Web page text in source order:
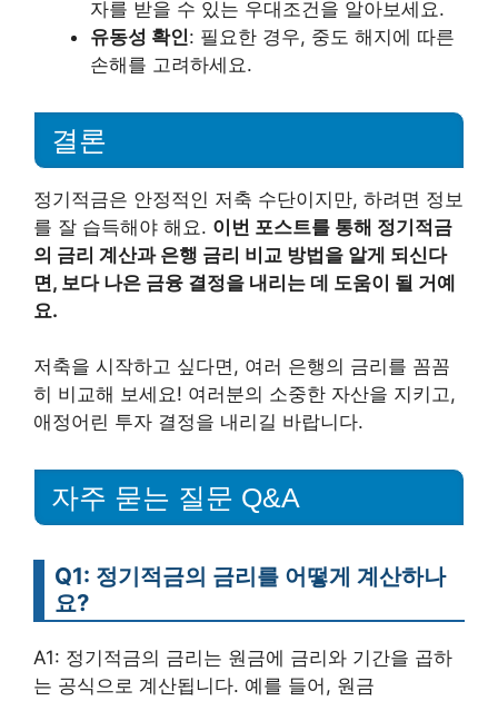
자를 받을 수 있는 우대조건을 알아보세요.
유동성 확인: 필요한 경우, 중도 해지에 따른
손해를 고려하세요.
결론
정기적금은 안정적인 저축 수단이지만, 하려면 정보
를 잘 습득해야 해요. 이번 포스트를 통해 정기적금
의 금리 계산과 은행 금리 비교 방법을 알게 되신다
면, 보다 나은 금융 결정을 내리는 데 도움이 될 거예
요.
저축을 시작하고 싶다면, 여러 은행의 금리를 꼼꼼
히 비교해 보세요! 여러분의 소중한 자산을 지키고,
애정어린 투자 결정을 내리길 바랍니다.
자주 묻는 질문 Q&A
Q1: 정기적금의 금리를 어떻게 계산하나
요?
A1: 정기적금의 금리는 원금에 금리와 기간을 곱하
는 공식으로 계산됩니다. 예를 들어, 원금